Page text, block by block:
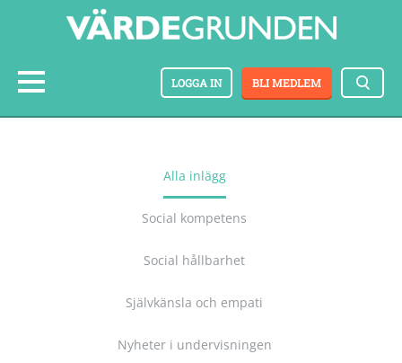
BLI MEDLEM
LOGGA IN
Alla inlägg
Social kompetens
Social hållbarhet
Självkänsla och empati
Nyheter i undervisningen